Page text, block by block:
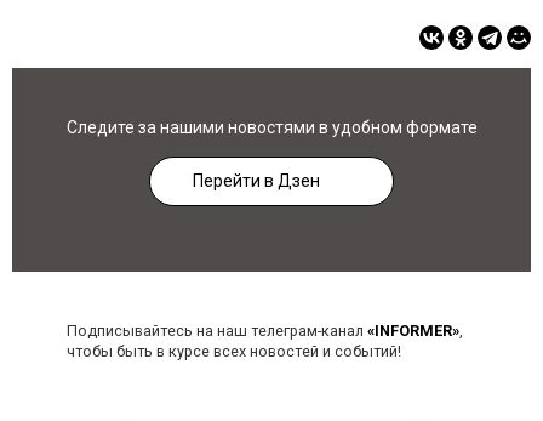
Следите за нашими новостями в удобном формате
Перейти в Дзен
Подписывайтесь на наш телеграм-канал «INFORMER»,
чтобы быть в курсе всех новостей и событий!